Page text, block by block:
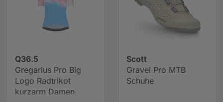
Q36.5
Gregarius Pro Big
Logo Radtrikot
kurzarm Damen
Scott
Gravel Pro MTB
Schuhe